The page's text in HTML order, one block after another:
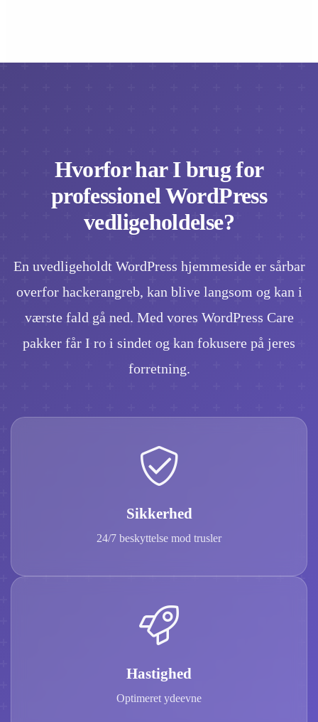
Hvorfor har I brug for
professionel WordPress
vedligeholdelse?
En uvedligeholdt WordPress hjemmeside er sårbar
overfor hackerangreb, kan blive langsom og kan i
værste fald gå ned. Med vores WordPress Care
pakker får I ro i sindet og kan fokusere på jeres
forretning.
Sikkerhed
24/7 beskyttelse mod trusler
Hastighed
Optimeret ydeevne